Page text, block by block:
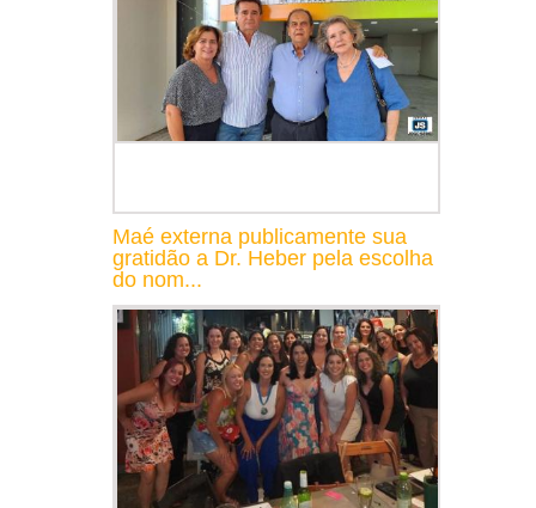
Maé externa publicamente sua
gratidão a Dr. Heber pela escolha
do nom...